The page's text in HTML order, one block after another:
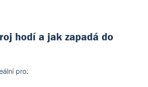
hodí a jak zapadá do
pro: